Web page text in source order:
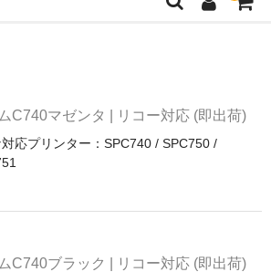
く表示
C740マゼンタ | リコー対応 (即出荷)
応プリンター：SPC740 / SPC750 /
C740ブラック | リコー対応 (即出荷)